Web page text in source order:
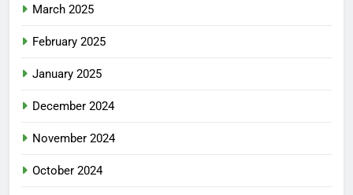
March 2025
February 2025
January 2025
December 2024
November 2024
October 2024